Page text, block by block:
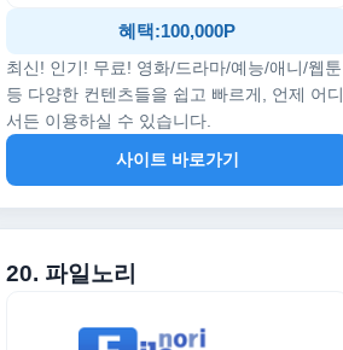
혜택:100,000P
최신! 인기! 무료! 영화/드라마/예능/애니/웹툰
등 다양한 컨텐츠들을 쉽고 빠르게, 언제 어디
서든 이용하실 수 있습니다.
사이트 바로가기
20. 파일노리